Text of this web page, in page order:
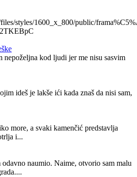
styles/1600_x_800/public/
nepoželjna kod ljudi jer me nisu sasvim
ideš je lakše ići kada znaš da nisi sam,
more, a svaki kamenčić predstavlja
i...
odavno naumio. Naime, otvorio sam malu